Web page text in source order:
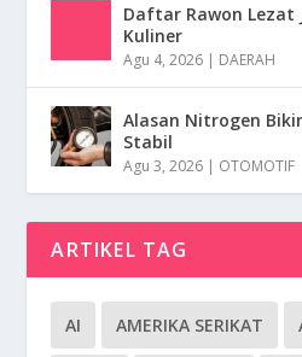
Daftar Rawon Lezat
Kuliner
Agu 4, 2026 | DAERAH
Alasan Nitrogen
Stabil
Agu 3, 2026 | OTOMOTIF
ARTIKEL TAG
AI AMERIKA SERIKAT